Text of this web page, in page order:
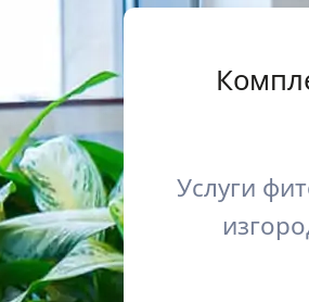
Услуги